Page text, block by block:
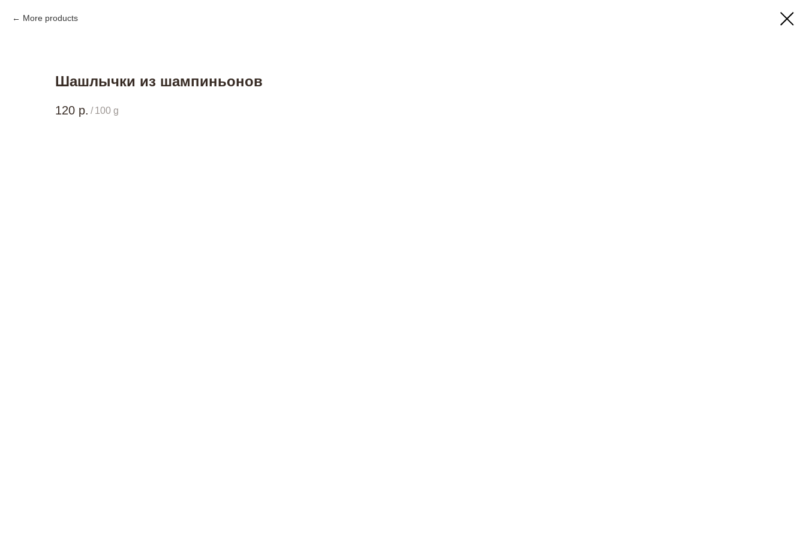
More products
Шашлычки из шампиньонов
120 р. / 100 g